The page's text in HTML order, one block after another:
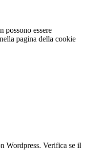
possono essere
pagina della cookie
Wordpress. Verifica se il